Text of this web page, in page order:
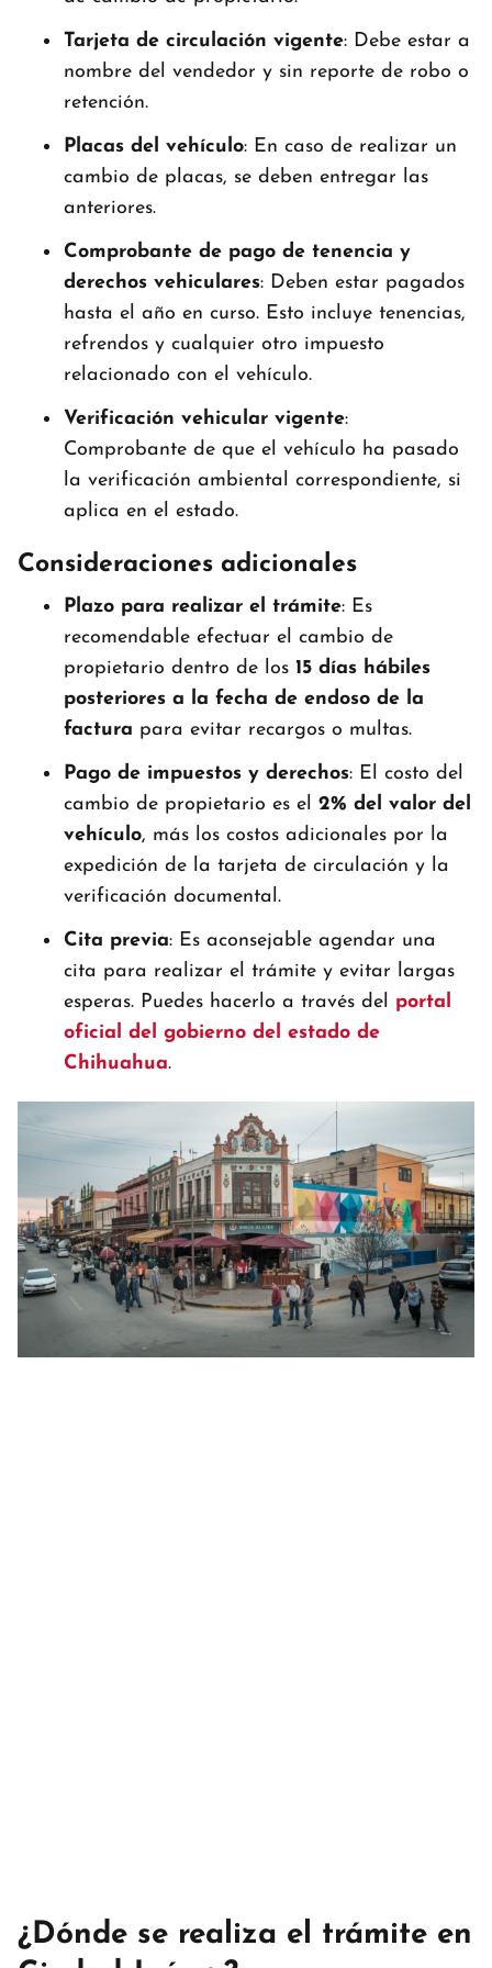
Tarjeta de circulación vigente: Debe estar a
nombre del vendedor y sin reporte de robo o
retención.
Placas del vehículo: En caso de realizar un
cambio de placas, se deben entregar las
anteriores.
Comprobante de pago de tenencia y
derechos vehiculares: Deben estar pagados
hasta el año en curso. Esto incluye tenencias,
refrendos y cualquier otro impuesto
relacionado con el vehículo.
Verificación vehicular vigente:
Comprobante de que el vehículo ha pasado
la verificación ambiental correspondiente, si
aplica en el estado.
Consideraciones adicionales
Plazo para realizar el trámite: Es
recomendable efectuar el cambio de
propietario dentro de los 15 días hábiles
posteriores a la fecha de endoso de la
factura para evitar recargos o multas.
Pago de impuestos y derechos: El costo del
cambio de propietario es el 2% del valor del
vehículo, más los costos adicionales por la
expedición de la tarjeta de circulación y la
verificación documental.
Cita previa: Es aconsejable agendar una
cita para realizar el trámite y evitar largas
esperas. Puedes hacerlo a través del portal
oficial del gobierno del estado de
Chihuahua.
¿Dónde se realiza el trámite en